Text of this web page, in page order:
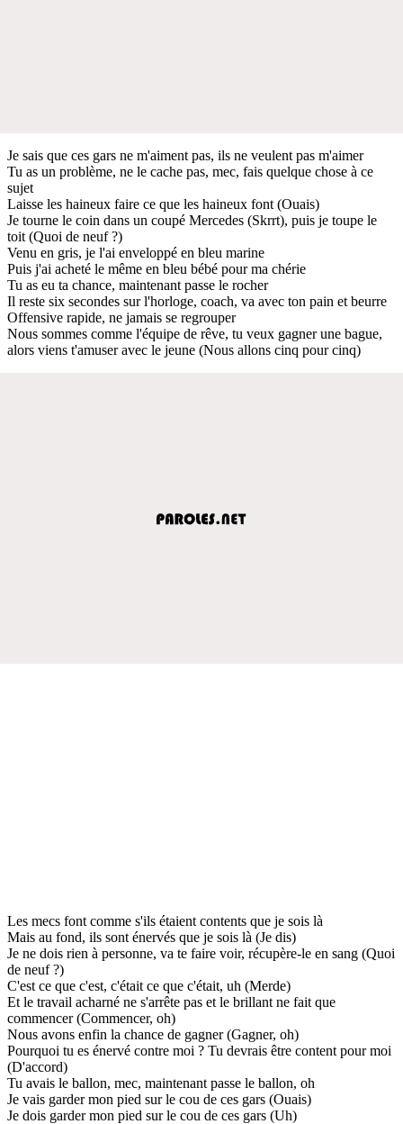
Je sais que ces gars ne m'aiment pas, ils ne veulent pas m'aimer
Tu as un problème, ne le cache pas, mec, fais quelque chose à ce
sujet
Laisse les haineux faire ce que les haineux font (Ouais)
Je tourne le coin dans un coupé Mercedes (Skrrt), puis je toupe le
toit (Quoi de neuf ?)
Venu en gris, je l'ai enveloppé en bleu marine
Puis j'ai acheté le même en bleu bébé pour ma chérie
Tu as eu ta chance, maintenant passe le rocher
Il reste six secondes sur l'horloge, coach, va avec ton pain et beurre
Offensive rapide, ne jamais se regrouper
Nous sommes comme l'équipe de rêve, tu veux gagner une bague,
alors viens t'amuser avec le jeune (Nous allons cinq pour cinq)
Les mecs font comme s'ils étaient contents que je sois là
Mais au fond, ils sont énervés que je sois là (Je dis)
Je ne dois rien à personne, va te faire voir, récupère-le en sang (Quoi
de neuf ?)
C'est ce que c'est, c'était ce que c'était, uh (Merde)
Et le travail acharné ne s'arrête pas et le brillant ne fait que
commencer (Commencer, oh)
Nous avons enfin la chance de gagner (Gagner, oh)
Pourquoi tu es énervé contre moi ? Tu devrais être content pour moi
(D'accord)
Tu avais le ballon, mec, maintenant passe le ballon, oh
Je vais garder mon pied sur le cou de ces gars (Ouais)
Je dois garder mon pied sur le cou de ces gars (Uh)